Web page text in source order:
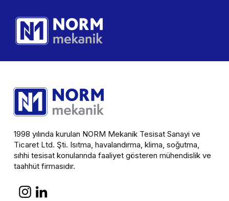
1998 yılında kurulan NORM Mekanik Tesisat Sanayi ve
Ticaret Ltd. Şti. Isıtma, havalandırma, klima, soğutma,
sıhhi tesisat konularında faaliyet gösteren mühendislik ve
taahhüt firmasıdır.